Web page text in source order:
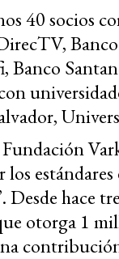
40 socios
hace
otorga 1